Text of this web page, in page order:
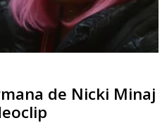
de Nicki Minaj